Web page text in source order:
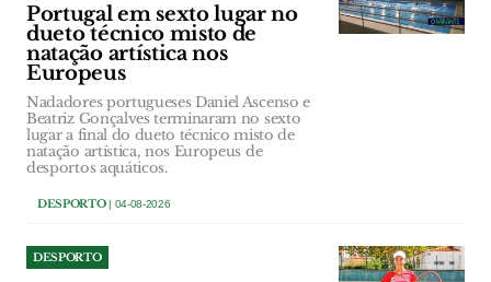
Portugal em sexto lugar no
dueto técnico misto de
natação artística nos
Europeus
Nadadores portugueses Daniel Ascenso e
Beatriz Gonçalves terminaram no sexto
lugar a final do dueto técnico misto de
natação artística, nos Europeus de
desportos aquáticos.
DESPORTO| 04-08-2026
DESPORTO